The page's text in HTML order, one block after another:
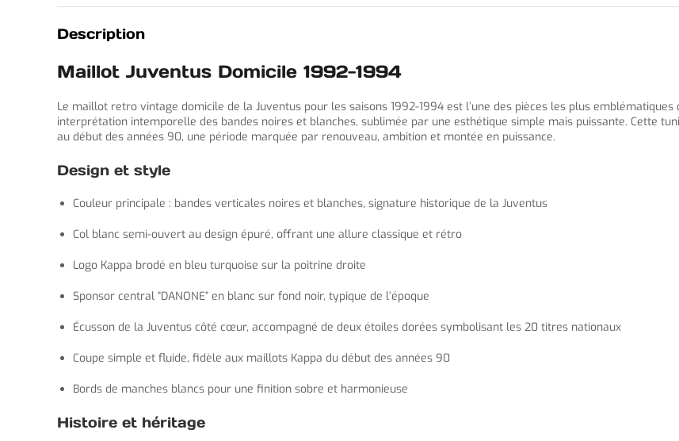
Description
Maillot Juventus Domicile 1992-1994
Le maillot retro vintage domicile de la Juventus pour les saisons 1992-1994 est l’une des pièces les plus
interprétation intemporelle des bandes noires et blanches, sublimée par une esthétique simple mais puissante. Cette
au début des années 90, une période marquée par renouveau, ambition et montée en puissance.
Design et style
Couleur principale : bandes verticales noires et blanches, signature historique de la Juventus
Col blanc semi-ouvert au design épuré, offrant une allure classique et rétro
Logo Kappa brodé en bleu turquoise sur la poitrine droite
Sponsor central “DANONE” en blanc sur fond noir, typique de l’époque
Écusson de la Juventus côté cœur, accompagné de deux étoiles dorées symbolisant les 20 titres nationaux
Coupe simple et fluide, fidèle aux maillots Kappa du début des années 90
Bords de manches blancs pour une finition sobre et harmonieuse
Histoire et héritage